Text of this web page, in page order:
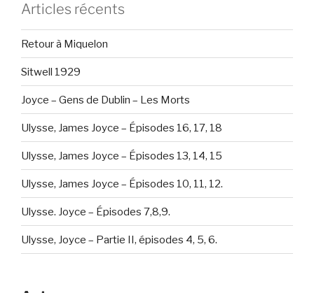
Articles récents
Retour à Miquelon
Sitwell 1929
Joyce – Gens de Dublin – Les Morts
Ulysse, James Joyce – Épisodes 16, 17, 18
Ulysse, James Joyce – Épisodes 13, 14, 15
Ulysse, James Joyce – Épisodes 10, 11, 12.
Ulysse. Joyce – Épisodes 7,8,9.
Ulysse, Joyce – Partie II, épisodes 4, 5, 6.